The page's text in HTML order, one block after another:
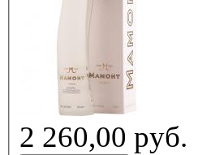
2 260,00 руб.